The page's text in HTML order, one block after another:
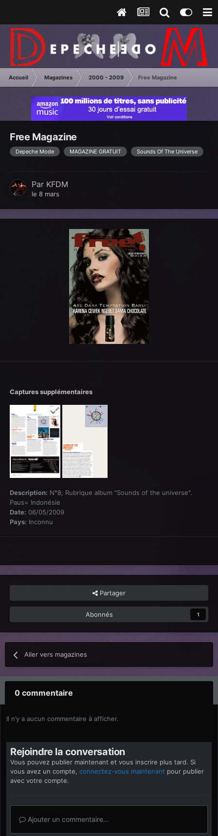
Accueil Magazines 2000 - 2009 Free Magazine
Free Magazine
Depeche Mode MAGAZINE GRATUIT Sounds Of The Universe
Par KFDM
le 8 mars
Captures supplémentaires
Description: N°8; Rubrique album "Sounds of the universe".
Paus= Indonésie
Date: 06/05/2009
Pays: Inconnu
Partager
Abonnés 1
Aller vers magazines
0 commentaire
Il n’y a aucun commentaire à afficher.
Rejoindre la conversation
Vous pouvez publier maintenant et vous inscrire plus tard. Si
vous avez un compte, connectez-vous maintenant pour publier
avec votre compte.
Ajouter un commentaire…